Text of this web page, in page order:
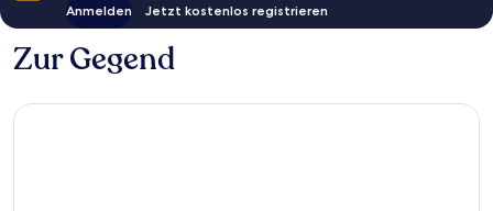
Anmelden Jetzt kostenlos registrieren
Zur Gegend